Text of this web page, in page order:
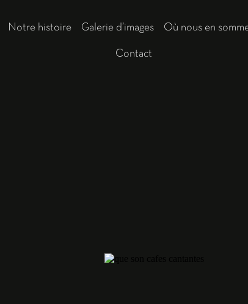
Notre histoire Galerie d’images Où nous en
Contact